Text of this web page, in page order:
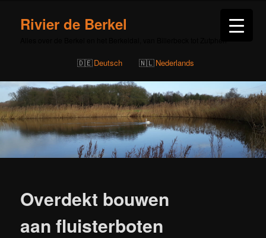
Rivier de Berkel
Deutsch Nederlands
Overdekt bouwen
aan fluisterboten